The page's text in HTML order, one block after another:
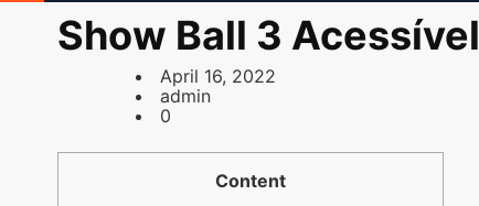
Show Ball 3 Acessível
April 16, 2022
admin
0
Content